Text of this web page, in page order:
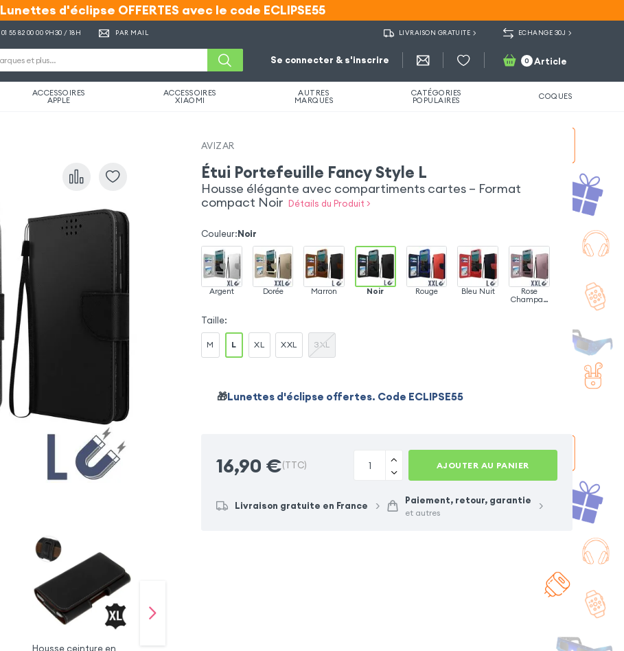
Lunettes d'éclipse OFFERTES avec le code ECLIPSE55
Lunettes d'éclipse OFFERTES avec le code ECLIPSE55
01 55 82 00 00 9H30 / 18H PAR MAIL LIVRAISON GRATUITE ECHANGE 30J
Se connecter & s'inscrire 0 Article
ACCESSOIRES
APPLE
ACCESSOIRES
XIAOMI
AUTRES
MARQUES
CATÉGORIES
POPULAIRES COQUES
AVIZAR
Étui Portefeuille Fancy Style L
Housse élégante avec compartiments cartes – Format
compact Noir Détails du Produit >
Couleur:Noir
Argent Dorée Marron Noir Rouge Bleu Nuit
Rose
Champag
Taille:
M L XL XXL 3XL
🎁Lunettes d'éclipse offertes. Code ECLIPSE55
16,90 €(TTC) AJOUTER AU PANIER
Livraison gratuite en France Paiement, retour, garantie
et autres